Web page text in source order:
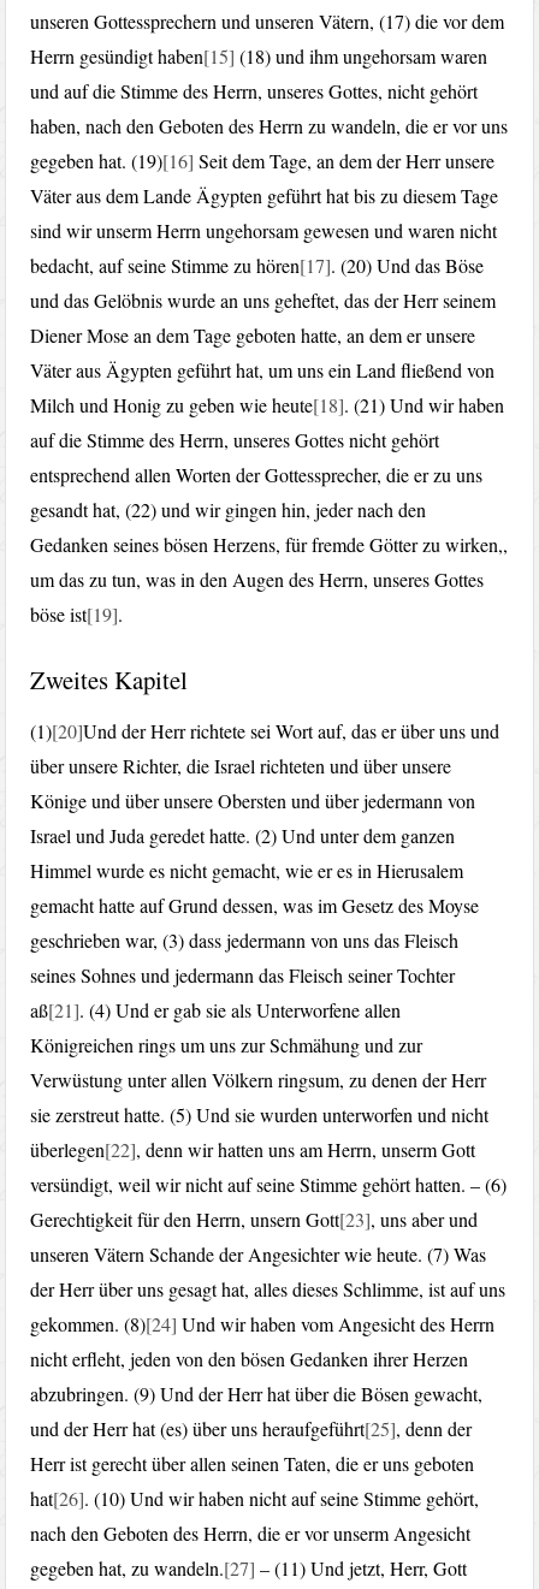
unseren Gottessprechern und unseren Vätern, (17) die vor dem
Herrn gesündigt haben[15] (18) und ihm ungehorsam waren
und auf die Stimme des Herrn, unseres Gottes, nicht gehört
haben, nach den Geboten des Herrn zu wandeln, die er vor uns
gegeben hat. (19)[16] Seit dem Tage, an dem der Herr unsere
Väter aus dem Lande Ägypten geführt hat bis zu diesem Tage
sind wir unserm Herrn ungehorsam gewesen und waren nicht
bedacht, auf seine Stimme zu hören[17]. (20) Und das Böse
und das Gelöbnis wurde an uns geheftet, das der Herr seinem
Diener Mose an dem Tage geboten hatte, an dem er unsere
Väter aus Ägypten geführt hat, um uns ein Land fließend von
Milch und Honig zu geben wie heute[18]. (21) Und wir haben
auf die Stimme des Herrn, unseres Gottes nicht gehört
entsprechend allen Worten der Gottessprecher, die er zu uns
gesandt hat, (22) und wir gingen hin, jeder nach den
Gedanken seines bösen Herzens, für fremde Götter zu wirken,,
um das zu tun, was in den Augen des Herrn, unseres Gottes
böse ist[19].
Zweites Kapitel
(1)[20]Und der Herr richtete sei Wort auf, das er über uns und
über unsere Richter, die Israel richteten und über unsere
Könige und über unsere Obersten und über jedermann von
Israel und Juda geredet hatte. (2) Und unter dem ganzen
Himmel wurde es nicht gemacht, wie er es in Hierusalem
gemacht hatte auf Grund dessen, was im Gesetz des Moyse
geschrieben war, (3) dass jedermann von uns das Fleisch
seines Sohnes und jedermann das Fleisch seiner Tochter
aß[21]. (4) Und er gab sie als Unterworfene allen
Königreichen rings um uns zur Schmähung und zur
Verwüstung unter allen Völkern ringsum, zu denen der Herr
sie zerstreut hatte. (5) Und sie wurden unterworfen und nicht
überlegen[22], denn wir hatten uns am Herrn, unserm Gott
versündigt, weil wir nicht auf seine Stimme gehört hatten. – (6)
Gerechtigkeit für den Herrn, unsern Gott[23], uns aber und
unseren Vätern Schande der Angesichter wie heute. (7) Was
der Herr über uns gesagt hat, alles dieses Schlimme, ist auf uns
gekommen. (8)[24] Und wir haben vom Angesicht des Herrn
nicht erfleht, jeden von den bösen Gedanken ihrer Herzen
abzubringen. (9) Und der Herr hat über die Bösen gewacht,
und der Herr hat (es) über uns heraufgeführt[25], denn der
Herr ist gerecht über allen seinen Taten, die er uns geboten
hat[26]. (10) Und wir haben nicht auf seine Stimme gehört,
nach den Geboten des Herrn, die er vor unserm Angesicht
gegeben hat, zu wandeln.[27] – (11) Und jetzt, Herr, Gott